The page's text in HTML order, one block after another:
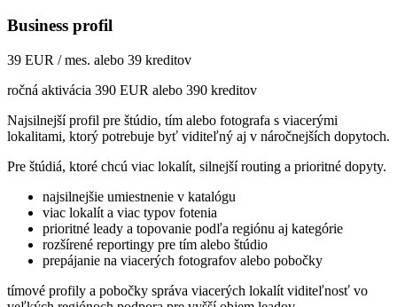
Business profil
39 EUR / mes. alebo 39 kreditov
ročná aktivácia 390 EUR alebo 390 kreditov
Najsilnejší profil pre štúdio, tím alebo fotografa s viacerými
lokalitami, ktorý potrebuje byť viditeľný aj v náročnejších dopytoch.
Pre štúdiá, ktoré chcú viac lokalít, silnejší routing a prioritné dopyty.
najsilnejšie umiestnenie v katalógu
viac lokalít a viac typov fotenia
prioritné leady a topovanie podľa regiónu aj kategórie
rozšírené reportingy pre tím alebo štúdio
prepájanie na viacerých fotografov alebo pobočky
tímové profily a pobočky správa viacerých lokalít viditeľnosť vo